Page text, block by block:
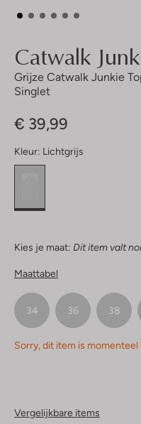
Catwalk
Grijze Catwalk Junkie
Singlet
€ 39,99
Kleur: Lichtgrijs
Kies je maat: Dit item valt
Maattabel
34 36 38
Sorry, dit item is
Vergelijkbare items